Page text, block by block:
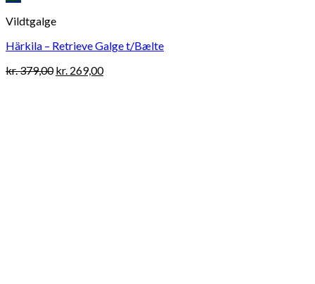
Vildtgalge
Härkila – Retrieve Galge t/Bælte
kr.379,00 Original
kr. 269,00Current